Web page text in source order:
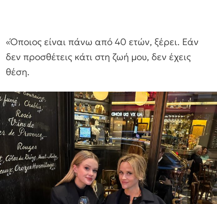
«Όποιος είναι πάνω από 40 ετών, ξέρει. Εάν
δεν προσθέτεις κάτι στη ζωή μου, δεν έχεις
θέση.